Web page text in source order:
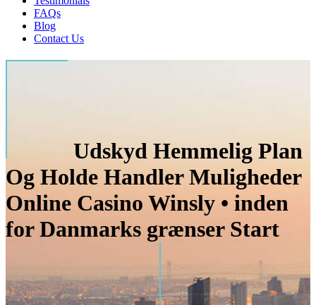
FAQs
Blog
Contact Us
Udskyd Hemmelig Plan
Og Holde Handler Muligheder
Online Casino Winsly • inden
for Danmarks grænser Start